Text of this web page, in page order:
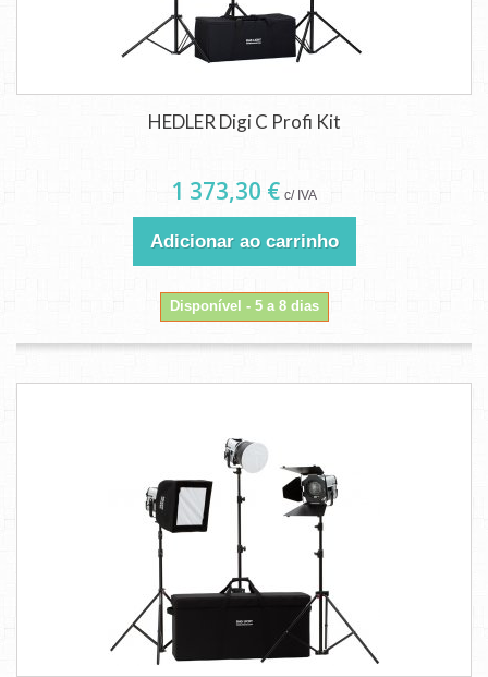
HEDLER Digi C Profi Kit
1 373,30 € c/ IVA
Adicionar ao carrinho
Disponível - 5 a 8 dias